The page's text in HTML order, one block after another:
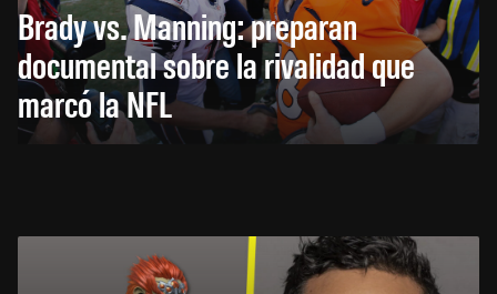
Brady vs. Manning: preparan
documental sobre la rivalidad que
marcó la NFL